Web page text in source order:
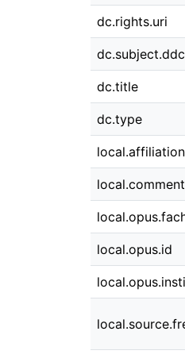
dc.rights.uri
dc.subject.ddc
dc.title
dc.type
local.affiliation
local.comment
local.opus.id